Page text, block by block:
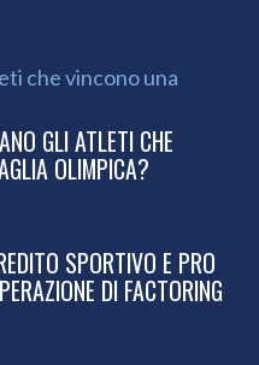
GLI ATLETI CHE
OLIMPICA?
SPORTIVO E PRO
DI FACTORING